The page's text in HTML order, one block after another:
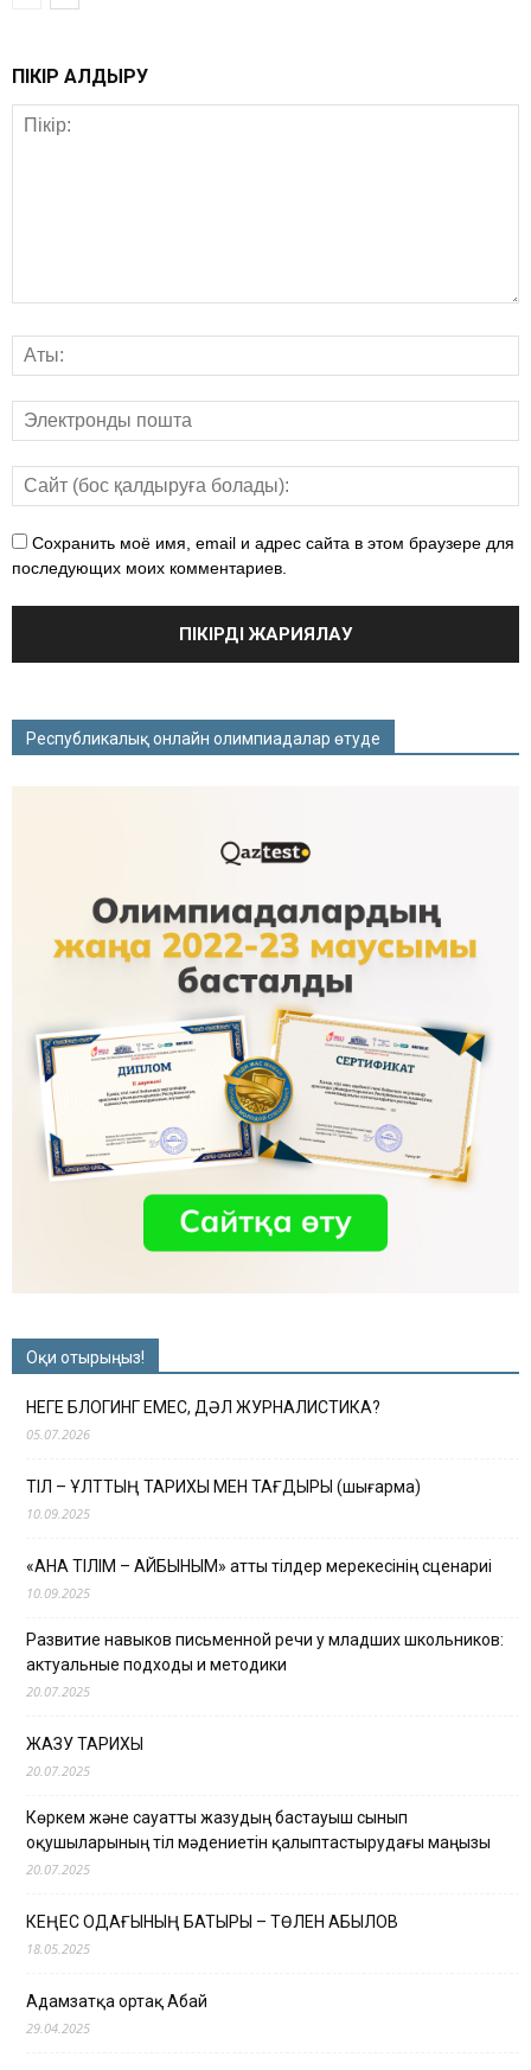
ПІКІР ҚАЛДЫРУ
Сохранить моё имя, email и адрес сайта в этом браузере для
последующих моих комментариев.
Республикалық онлайн олимпиадалар өтуде
Оқи отырыңыз!
НЕГЕ БЛОГИНГ ЕМЕС, ДӘЛ ЖУРНАЛИСТИКА?
05.07.2026
ТІЛ – ҰЛТТЫҢ ТАРИХЫ МЕН ТАҒДЫРЫ (шығарма)
10.09.2025
«АНА ТІЛІМ – АЙБЫНЫМ» атты тілдер мерекесінің сценариі
10.09.2025
Развитие навыков письменной речи у младших школьников:
актуальные подходы и методики
20.07.2025
ЖАЗУ ТАРИХЫ
20.07.2025
Көркем және сауатты жазудың бастауыш сынып
оқушыларының тіл мәдениетін қалыптастырудағы маңызы
20.07.2025
КЕҢЕС ОДАҒЫНЫҢ БАТЫРЫ – ТӨЛЕН ҚАБЫЛОВ
18.05.2025
Адамзатқа ортақ Абай
29.04.2025